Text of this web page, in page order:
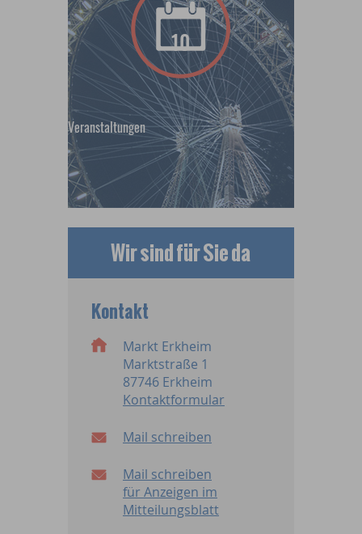
10
Veranstaltungen
Wir sind für Sie da
Kontakt
Markt Erkheim
Marktstraße 1
87746 Erkheim
Kontaktformular
Mail schreiben
Mail schreiben
für Anzeigen im
Mitteilungsblatt